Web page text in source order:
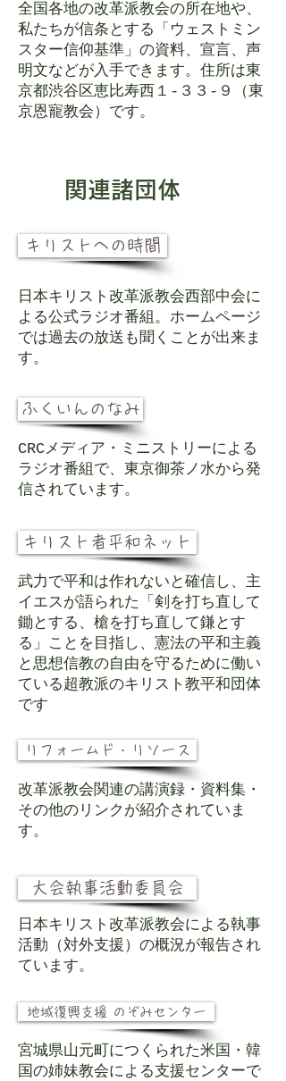
全国各地の改革派教会の所在地や、
私たちが信条とする「ウェストミン
スター信仰基準」の資料、宣言、声
明文などが入手できます。住所は東
京都渋谷区恵比寿西１-３３-９（東
京恩寵教会）です。
関連諸団体
キリストへの時間
日本キリスト改革派教会西部中会に
よる公式ラジオ番組。ホームページ
では過去の放送も聞くことが出来ま
す。
ふくいんのなみ
CRCメディア・ミニストリーによる
ラジオ番組で、東京御茶ノ水から発
信されています。
キリスト者平和ネット
武力で平和は作れないと確信し、主
イエスが語られた「剣を打ち直して
鋤とする、槍を打ち直して鎌とす
る」ことを目指し、憲法の平和主義
と思想信教の自由を守るために働い
ている超教派のキリスト教平和団体
です
リフォームド・リソース
改革派教会関連の講演録・資料集・
その他のリンクが紹介されていま
す。
大会執事活動委員会
日本キリスト改革派教会による執事
活動（対外支援）の概況が報告され
ています。
地域復興支援 のぞみセンター
宮城県山元町につくられた米国・韓
国の姉妹教会による支援センターで